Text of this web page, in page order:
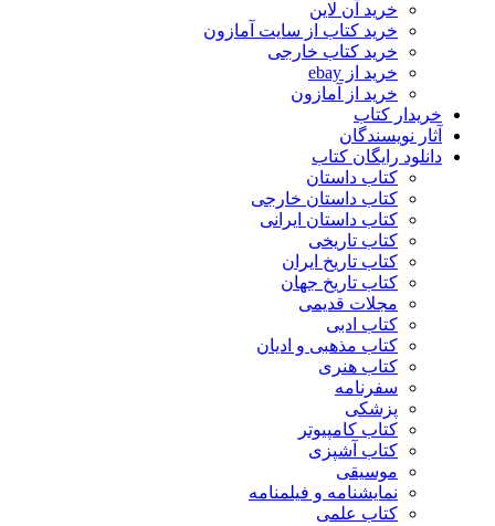
خرید آن لاین
خرید کتاب از سایت آمازون
خرید کتاب خارجی
خرید از ebay
خرید از آمازون
خریدار کتاب
آثار نویسندگان
دانلود رایگان کتاب
کتاب داستان
کتاب داستان خارجی
کتاب داستان ایرانی
کتاب تاریخی
کتاب تاریخ ایران
کتاب تاریخ جهان
مجلات قدیمی
کتاب ادبی
کتاب مذهبی و ادیان
کتاب هنری
سفرنامه
پزشکی
کتاب کامپیوتر
کتاب آشپزی
موسیقی
نمایشنامه و فیلمنامه
کتاب علمی